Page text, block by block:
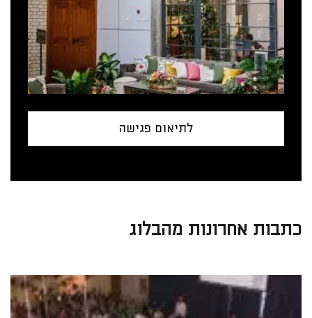
לתיאום פגישה
כתבות אחרונות מהבלוג